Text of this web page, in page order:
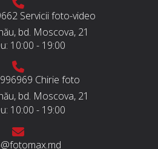
Servicii foto-video
bd. Moscova, 21
10:00 - 19:00
Chirie foto
bd. Moscova, 21
10:00 - 19:00